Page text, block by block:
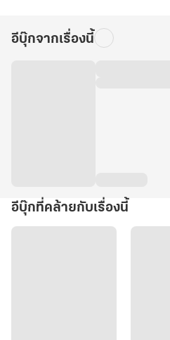
อีบุ๊กจากเรื่องนี้
อีบุ๊กที่คล้ายกับเรื่องนี้